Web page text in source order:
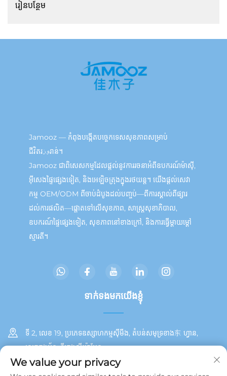
រៀនបន្ថែម
Jamooz — កំពុងបង្កើតបច្ចេកទេសសុខភាពសម្រាប់
ជីវិតរوزរាន់។
Jamooz ជាពិសេសកម្មដែលផ្តល់នូវការរចនាអំពីឧបករណ៍ម៉ាស៊ី,
អ៊ីសេងផ្ទៃផ្សេងទៀត, និងអេឡិចត្រុងក្នុងរថយន្ត។ យើងផ្តល់សេវា
កម្ម OEM/ODM ពីចាប់ដំបូងដល់បញ្ចប់—ពីការស្គាល់ពីផ្សារ
ដល់ការផលិត—ផ្តោតទៅលើសុខភាព, សាស្ត្រសុខាភិបាល,
ឧបករណ៍ផ្ទៃផ្សេងទៀត, សុខភាពនៅខាងក្រៅ, និងការធ្វើម្តាយម្ដៅ
ស្មារតី។
ទាក់ទង​មក​យើងខ្ញុំ
ទី 2, លេខ 19, ប្រភេទឧស្សាហកម្មស៊ីមីង, តំបន់សមុទ្រខាង东 ហ្វាន,
ស្រុកតុងអ័ន, ទីក្រុងស៊ីយ៉ាមែន
+86 13215929911
We value your privacy